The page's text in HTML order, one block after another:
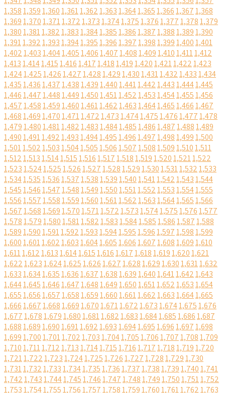
1,3581,3591,3601,3611,3621,3631,3641,3651,3661,3671,368
1,3691,3701,3711,3721,3731,3741,3751,3761,3771,3781,379
1,3801,3811,3821,3831,3841,3851,3861,3871,3881,3891,390
1,3911,3921,3931,3941,3951,3961,3971,3981,3991,4001,401
1,4021,4031,4041,4051,4061,4071,4081,4091,4101,4111,412
1,4131,4141,4151,4161,4171,4181,4191,4201,4211,4221,423
1,4241,4251,4261,4271,4281,4291,4301,4311,4321,4331,434
1,4351,4361,4371,4381,4391,4401,4411,4421,4431,4441,445
1,4461,4471,4481,4491,4501,4511,4521,4531,4541,4551,456
1,4571,4581,4591,4601,4611,4621,4631,4641,4651,4661,467
1,4681,4691,4701,4711,4721,4731,4741,4751,4761,4771,478
1,4791,4801,4811,4821,4831,4841,4851,4861,4871,4881,489
1,4901,4911,4921,4931,4941,4951,4961,4971,4981,4991,500
1,5011,5021,5031,5041,5051,5061,5071,5081,5091,5101,511
1,5121,5131,5141,5151,5161,5171,5181,5191,5201,5211,522
1,5231,5241,5251,5261,5271,5281,5291,5301,5311,5321,533
1,5341,5351,5361,5371,5381,5391,5401,5411,5421,5431,544
1,5451,5461,5471,5481,5491,5501,5511,5521,5531,5541,555
1,5561,5571,5581,5591,5601,5611,5621,5631,5641,5651,566
1,5671,5681,5691,5701,5711,5721,5731,5741,5751,5761,577
1,5781,5791,5801,5811,5821,5831,5841,5851,5861,5871,588
1,5891,5901,5911,5921,5931,5941,5951,5961,5971,5981,599
1,6001,6011,6021,6031,6041,6051,6061,6071,6081,6091,610
1,6111,6121,6131,6141,6151,6161,6171,6181,6191,6201,621
1,6221,6231,6241,6251,6261,6271,6281,6291,6301,6311,632
1,6331,6341,6351,6361,6371,6381,6391,6401,6411,6421,643
1,6441,6451,6461,6471,6481,6491,6501,6511,6521,6531,654
1,6551,6561,6571,6581,6591,6601,6611,6621,6631,6641,665
1,6661,6671,6681,6691,6701,6711,6721,6731,6741,6751,676
1,6771,6781,6791,6801,6811,6821,6831,6841,6851,6861,687
1,6881,6891,6901,6911,6921,6931,6941,6951,6961,6971,698
1,6991,7001,7011,7021,7031,7041,7051,7061,7071,7081,709
1,7101,7111,7121,7131,7141,7151,7161,7171,7181,7191,720
1,7211,7221,7231,7241,7251,7261,7271,7281,7291,730
1,7311,7321,7331,7341,7351,7361,7371,7381,7391,7401,741
1,7421,7431,7441,7451,7461,7471,7481,7491,7501,7511,752
1,7531,7541,7551,7561,7571,7581,7591,7601,7611,7621,763